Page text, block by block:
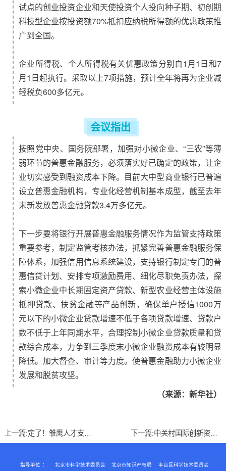
试点的创业投资企业和天使投资个人投向种子期、初创期
科技型企业按投资额70%抵扣应纳税所得额的优惠政策推
广到全国。
企业所得税、个人所得税有关优惠政策分别自1月1日和7
月1日起执行。采取以上7项措施，预计全年将再为企业减
轻税负600多亿元。
会议指出
按照党中央、国务院部署，加强对小微企业、“三农”等薄
弱环节的普惠金融服务，必须落实好已确定的政策，让企
业切实感受到融资成本下降。 目前大中型商业银行已普遍
设立普惠金融机构，专业化经营机制基本成型，截至去年
末新发放普惠金融贷款3.4万多亿元。
下一步要将银行开展普惠金融服务情况作为监管支持政策
重要参考，制定监管考核办法，抓紧完善普惠金融服务保
障体系，加强信用信息系统建设，支持银行制定专门的普
惠信贷计划、安排专项激励费用、细化尽职免责办法，探
索小微企业中长期固定资产贷款、新型农业经营主体设施
抵押贷款、扶贫金融等产品创新，确保单户授信1000万
元以下的小微企业贷款增速不低于各项贷款增速、贷款户
数不低于上年同期水平，合理控制小微企业贷款质量和贷
款综合成本，力争到三季度末小微企业融资成本有较明显
降低。加大督查、审计等力度。使普惠金融助力小微企业
发展和脱贫攻坚。
（来源：新华社）
上一篇: 定了！雏鹰人才支持资金申报工作即将开始 下一篇: 中关村国际创新资源支持资金即将开始申报啦！
指导单位 ： 北京市科学技术委员会 北京市知识产权局 丰台区科学技术委员会